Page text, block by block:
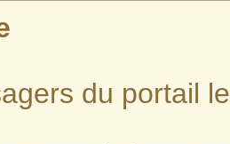
du portail